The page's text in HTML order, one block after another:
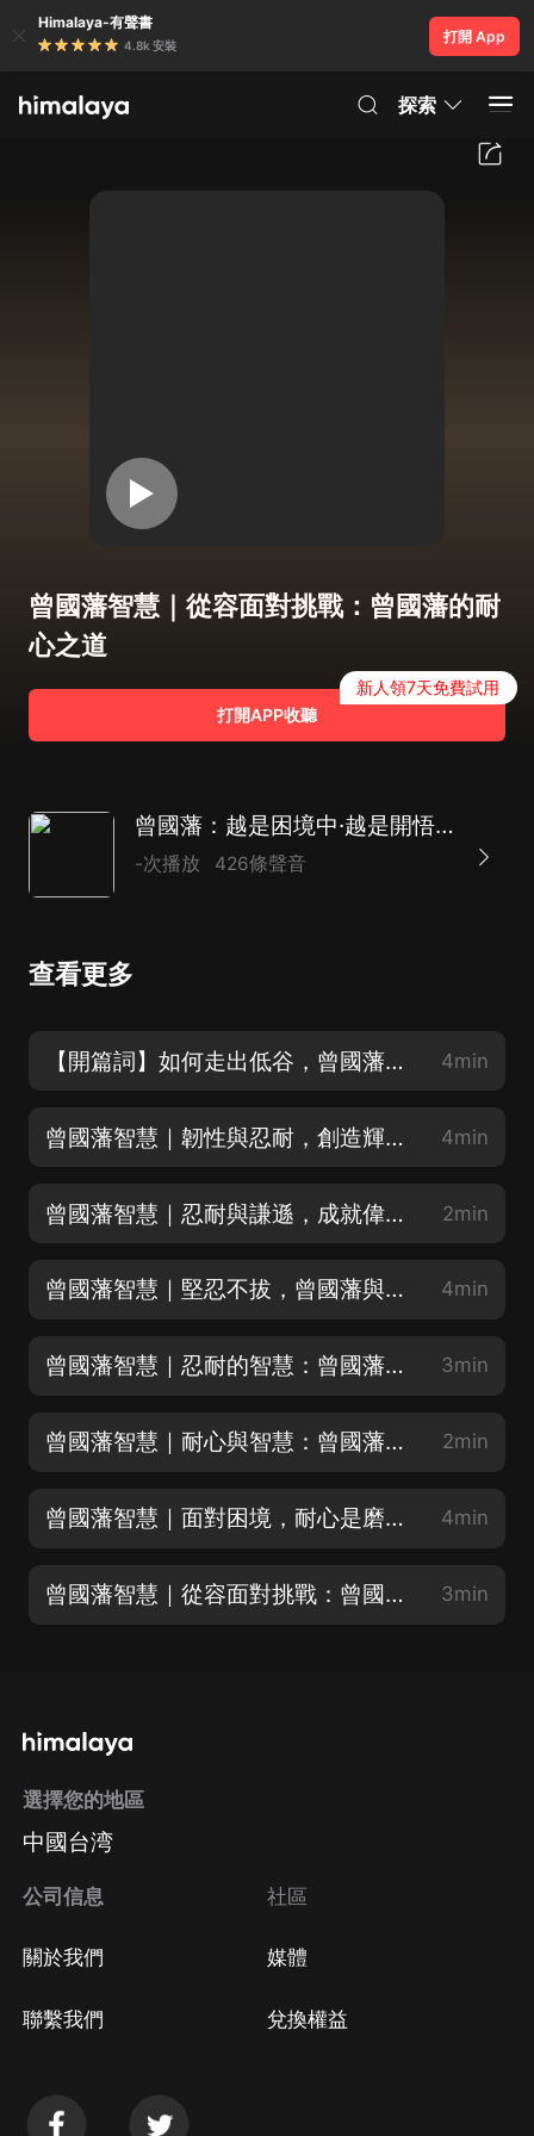
Himalaya-有聲書
4.8k 安裝
打開 App
探索
曾國藩智慧｜從容面對挑戰：曾國藩的耐
心之道
打開APP收聽
新人領7天免費試用
曾國藩：越是困境中·越是開悟時｜董宇輝 力薦曾國藩
-次播放 426條聲音
查看更多
【開篇詞】如何走出低谷，曾國藩給出了答案 4min
曾國藩智慧｜韌性與忍耐，創造輝煌之路 4min
曾國藩智慧｜忍耐與謙遜，成就偉大之路 2min
曾國藩智慧｜堅忍不拔，曾國藩與左宗棠的友誼 4min
曾國藩智慧｜忍耐的智慧：曾國藩的奇恥大辱 3min
曾國藩智慧｜耐心與智慧：曾國藩的人生哲學 2min
曾國藩智慧｜面對困境，耐心是磨練英雄的良機 4min
曾國藩智慧｜從容面對挑戰：曾國藩的耐心之道 3min
選擇您的地區
中國台湾
公司信息
關於我們
聯繫我們
社區
媒體
兌換權益